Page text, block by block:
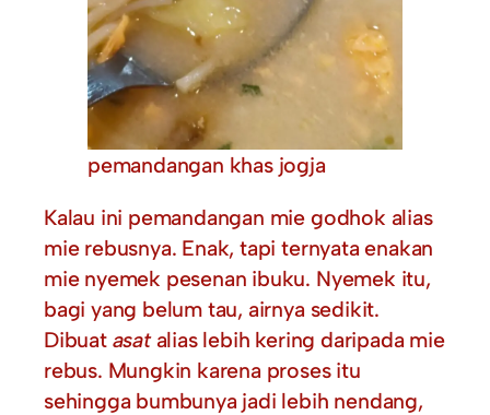
pemandangan khas jogja
Kalau ini pemandangan mie godhok alias
mie rebusnya. Enak, tapi ternyata enakan
mie nyemek pesenan ibuku. Nyemek itu,
bagi yang belum tau, airnya sedikit.
Dibuat asatalias lebih kering daripada mie
rebus. Mungkin karena proses itu
sehingga bumbunya jadi lebih nendang,